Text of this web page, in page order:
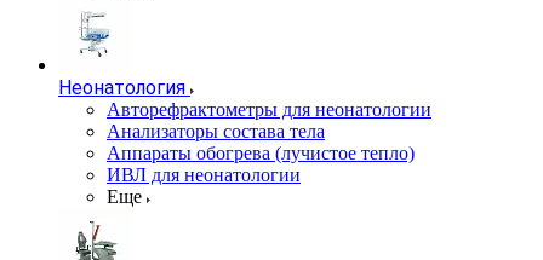
Неонатология
Авторефрактометры для неонатологии
Анализаторы состава тела
Аппараты обогрева (лучистое тепло)
ИВЛ для неонатологии
Еще